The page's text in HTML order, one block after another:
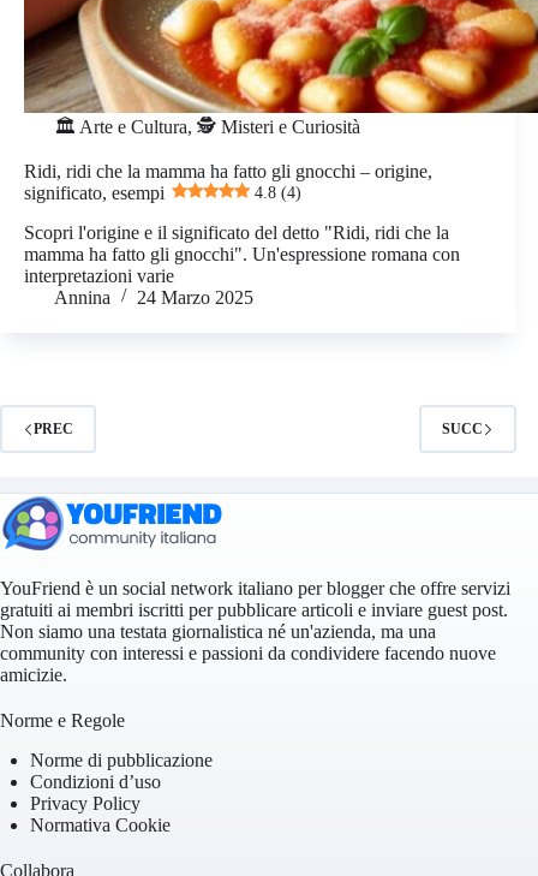
🏛️ Arte e Cultura, 🕵️ Misteri e Curiosità
Ridi, ridi che la mamma ha fatto gli gnocchi – origine,
significato, esempi
4.8 (4)
Scopri l'origine e il significato del detto "Ridi, ridi che la
mamma ha fatto gli gnocchi". Un'espressione romana con
interpretazioni varie
Annina
24 Marzo 2025
PREC SUCC
YouFriend è un social network italiano per blogger che offre servizi
gratuiti ai membri iscritti per pubblicare articoli e inviare guest post.
Non siamo una testata giornalistica né un'azienda, ma una
community con interessi e passioni da condividere facendo nuove
amicizie.
Norme e Regole
Norme di pubblicazione
Condizioni d’uso
Privacy Policy
Normativa Cookie
Collabora